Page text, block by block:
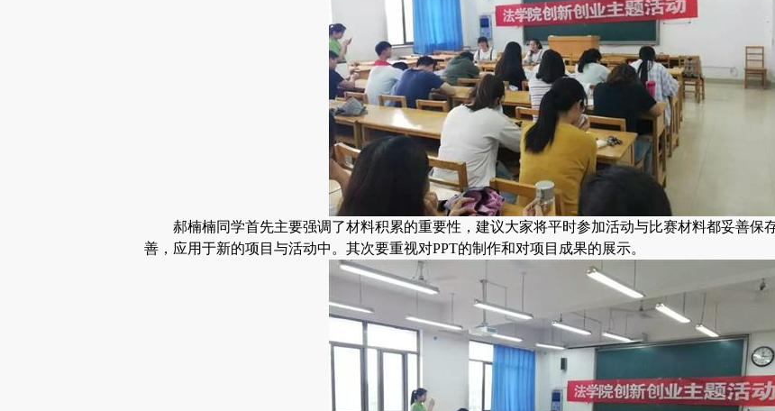
郝楠楠同学首先主要强调了材料积累的重要性，建议大家将平时参加活动与比赛材料都妥善保
善，应用于新的项目与活动中。其次要重视对PPT的制作和对项目成果的展示。